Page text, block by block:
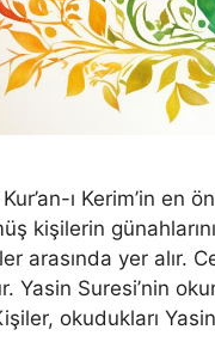
ı Kerim’in
kişilerin
arasında yer alır.
Yasin Suresi’nin
okudukları